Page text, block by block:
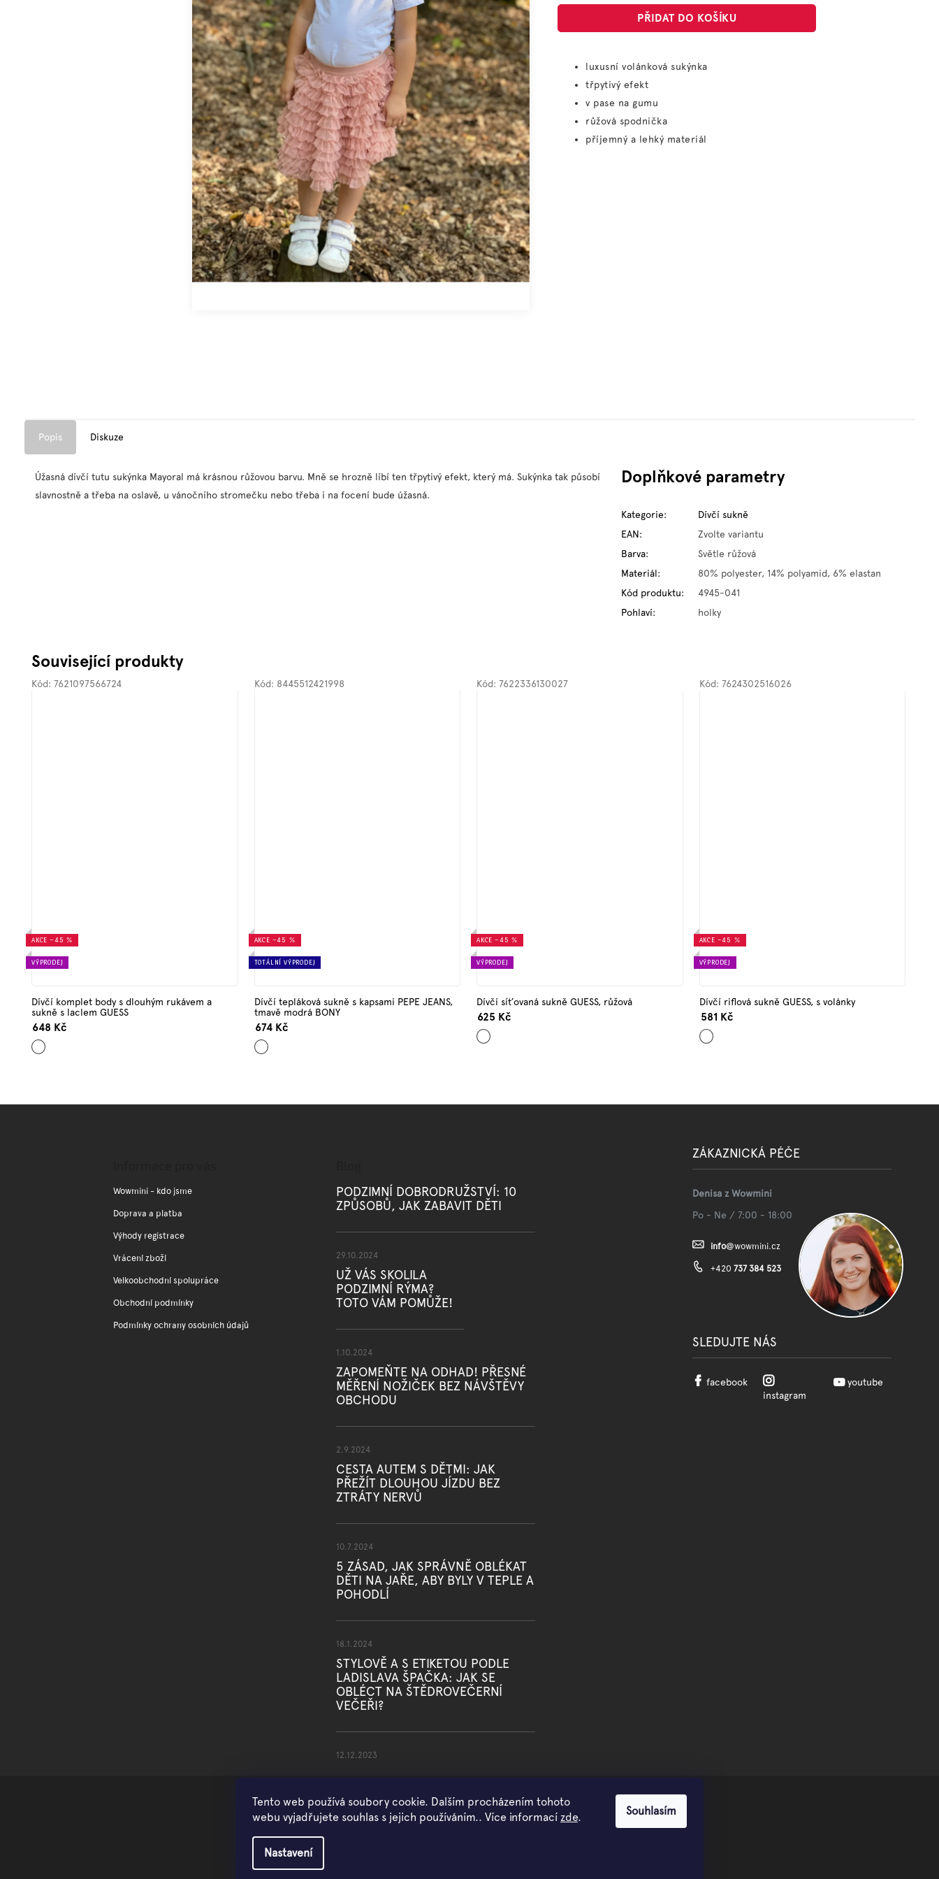
Tento web používá soubory cookie. Dalším procházením tohoto
webu vyjadřujete souhlas s jejich používáním.. Více informací zde.
Nastavení
Souhlasím
PŘIDAT DO KOŠÍKU
luxusní volánková sukýnka
třpytivý efekt
v pase na gumu
růžová spodnička
příjemný a lehký materiál
Popis Diskuze
Úžasná dívčí tutu sukýnka Mayoral má krásnou růžovou barvu. Mně se hrozně líbí ten třpytivý efekt, který má. Sukýnka tak působí
slavnostně a třeba na oslavě, u vánočního stromečku nebo třeba i na focení bude úžasná.
Doplňkové parametry
Kategorie:
Dívčí sukně
EAN:
Zvolte variantu
Barva:
Světle růžová
Materiál:
80% polyester, 14% polyamid, 6% elastan
Kód produktu:
4945-041
Pohlaví: holky
Související produkty
AKCE –45 %
VÝPRODEJ
Dívčí komplet body s dlouhým rukávem a
sukně s laclem GUESS
648 Kč
Mix
barev
Kód: 7621097566724
AKCE –45 %
TOTÁLNÍ VÝPRODEJ
Dívčí tepláková sukně s kapsami PEPE JEANS,
tmavě modrá BONY
674 Kč
Tmavě
modrá
Kód: 8445512421998
AKCE –45 %
VÝPRODEJ
Dívčí síťovaná sukně GUESS, růžová
625 Kč
Růžová
Kód: 7622336130027
AKCE –45 %
VÝPRODEJ
Dívčí riflová sukně GUESS, s volánky
581 Kč
Modrá
Kód: 7624302516026
Wowmini - kdo jsme
Doprava a platba
Výhody registrace
Vrácení zboží
Velkoobchodní spolupráce
Obchodní podmínky
Podmínky ochrany osobních údajů
PODZIMNÍ DOBRODRUŽSTVÍ: 10
ZPŮSOBŮ, JAK ZABAVIT DĚTI
29.10.2024
UŽ VÁS SKOLILA
PODZIMNÍ RÝMA?
TOTO VÁM POMŮŽE!
1.10.2024
ZAPOMEŇTE NA ODHAD! PŘESNÉ
MĚŘENÍ NOŽIČEK BEZ NÁVŠTĚVY
OBCHODU
2.9.2024
CESTA AUTEM S DĚTMI: JAK
PŘEŽÍT DLOUHOU JÍZDU BEZ
ZTRÁTY NERVŮ
10.7.2024
5 ZÁSAD, JAK SPRÁVNĚ OBLÉKAT
DĚTI NA JAŘE, ABY BYLY V TEPLE A
POHODLÍ
18.1.2024
STYLOVĚ A S ETIKETOU PODLE
LADISLAVA ŠPAČKA: JAK SE
OBLÉCT NA ŠTĚDROVEČERNÍ
VEČEŘI?
12.12.2023
ZÁKAZNICKÁ PÉČE
Denisa z Wowmini
Po - Ne / 7:00 - 18:00
info@wowmini.cz
+420 737 384 523
SLEDUJTE NÁS
facebook
instagram
youtube
Copyright 2026WOWMINI. Všechna práva vyhrazena.